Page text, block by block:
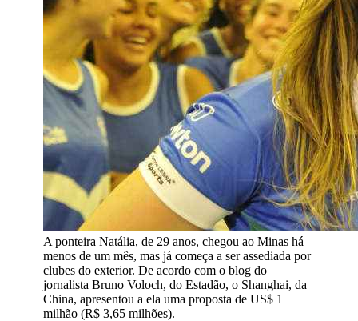
A ponteira Natália, de 29 anos, chegou ao Minas há
menos de um mês, mas já começa a ser assediada por
clubes do exterior. De acordo com o blog do
jornalista Bruno Voloch, do Estadão, o Shanghai, da
China, apresentou a ela uma proposta de US$ 1
milhão (R$ 3,65 milhões).